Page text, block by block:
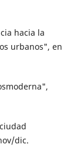
hacia la
urbanos", en
dic.